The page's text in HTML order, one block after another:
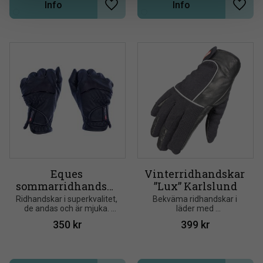
Lägg till i önskelista
Info
Lägg
Info
Eques
sommarridhandska
r
Ridhandskar i superkvalitet,
de andas och är mjuka.
Lösningen med
velcromaterial gör att
350 kr
Vinterridhandskar
”Lux” Karlslund
Bekväma ridhandskar i
läder med
kardborreknäppning.
Dekorerad med
399 kr